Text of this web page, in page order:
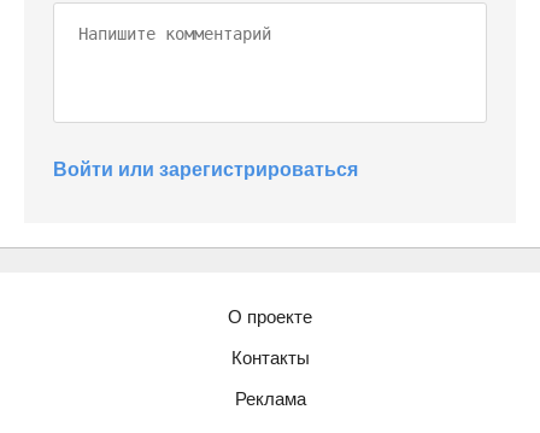
Войти или зарегистрироваться
О проекте
Контакты
Реклама